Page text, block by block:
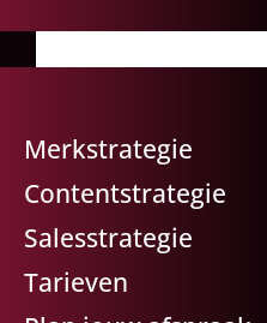
Merkstrategie
Contentstrategie
Salesstrategie
Tarieven